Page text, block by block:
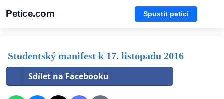
Petice.com Spustit petici
Studentský manifest k 17. listopadu 2016
Sdílet na Facebooku